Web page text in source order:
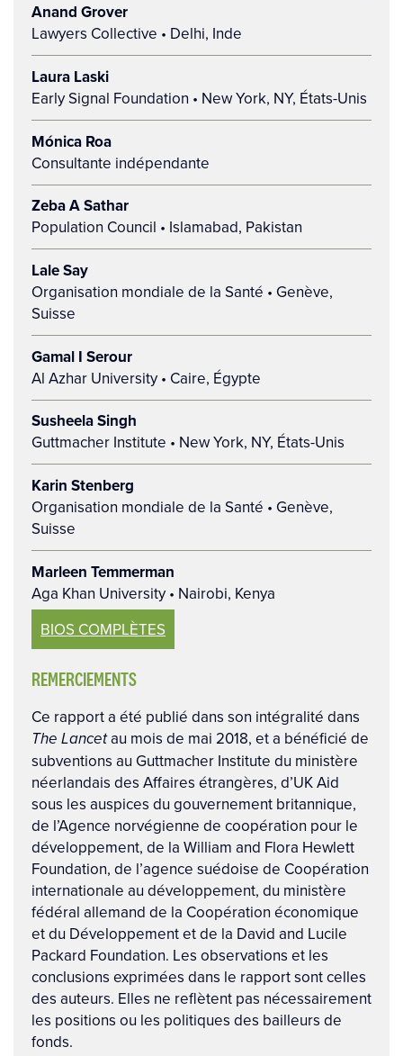
Anand Grover
Lawyers Collective • Delhi, Inde
Laura Laski
Early Signal Foundation • New York, NY, États-Unis
Mónica Roa
Consultante indépendante
Zeba A Sathar
Population Council • Islamabad, Pakistan
Lale Say
Organisation mondiale de la Santé • Genève,
Suisse
Gamal I Serour
Al Azhar University • Caire, Égypte
Susheela Singh
Guttmacher Institute • New York, NY, États-Unis
Karin Stenberg
Organisation mondiale de la Santé • Genève,
Suisse
Marleen Temmerman
Aga Khan University • Nairobi, Kenya
BIOS COMPLÈTES
REMERCIEMENTS
Ce rapport a été publié dans son intégralité dans
The Lancetau mois de mai 2018, et a bénéficié de
subventions au Guttmacher Institute du ministère
néerlandais des Affaires étrangères, d’UK Aid
sous les auspices du gouvernement britannique,
de l’Agence norvégienne de coopération pour le
développement, de la William and Flora Hewlett
Foundation, de l’agence suédoise de Coopération
internationale au développement, du ministère
fédéral allemand de la Coopération économique
et du Développement et de la David and Lucile
Packard Foundation. Les observations et les
conclusions exprimées dans le rapport sont celles
des auteurs. Elles ne reflètent pas nécessairement
les positions ou les politiques des bailleurs de
fonds.